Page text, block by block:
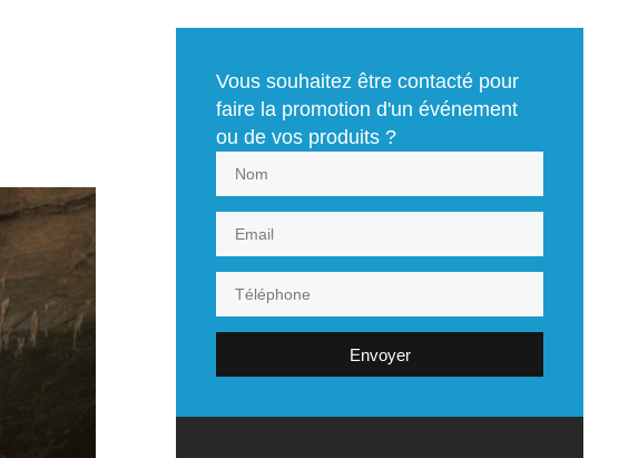
Vous souhaitez être contacté pour
faire la promotion d'un événement
ou de vos produits ?
Envoyer